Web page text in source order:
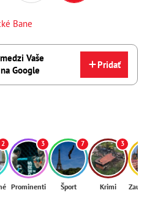
Bane
Vaše
Google
Pridať
2 3
Prominenti
7
Šport
3
Krimi